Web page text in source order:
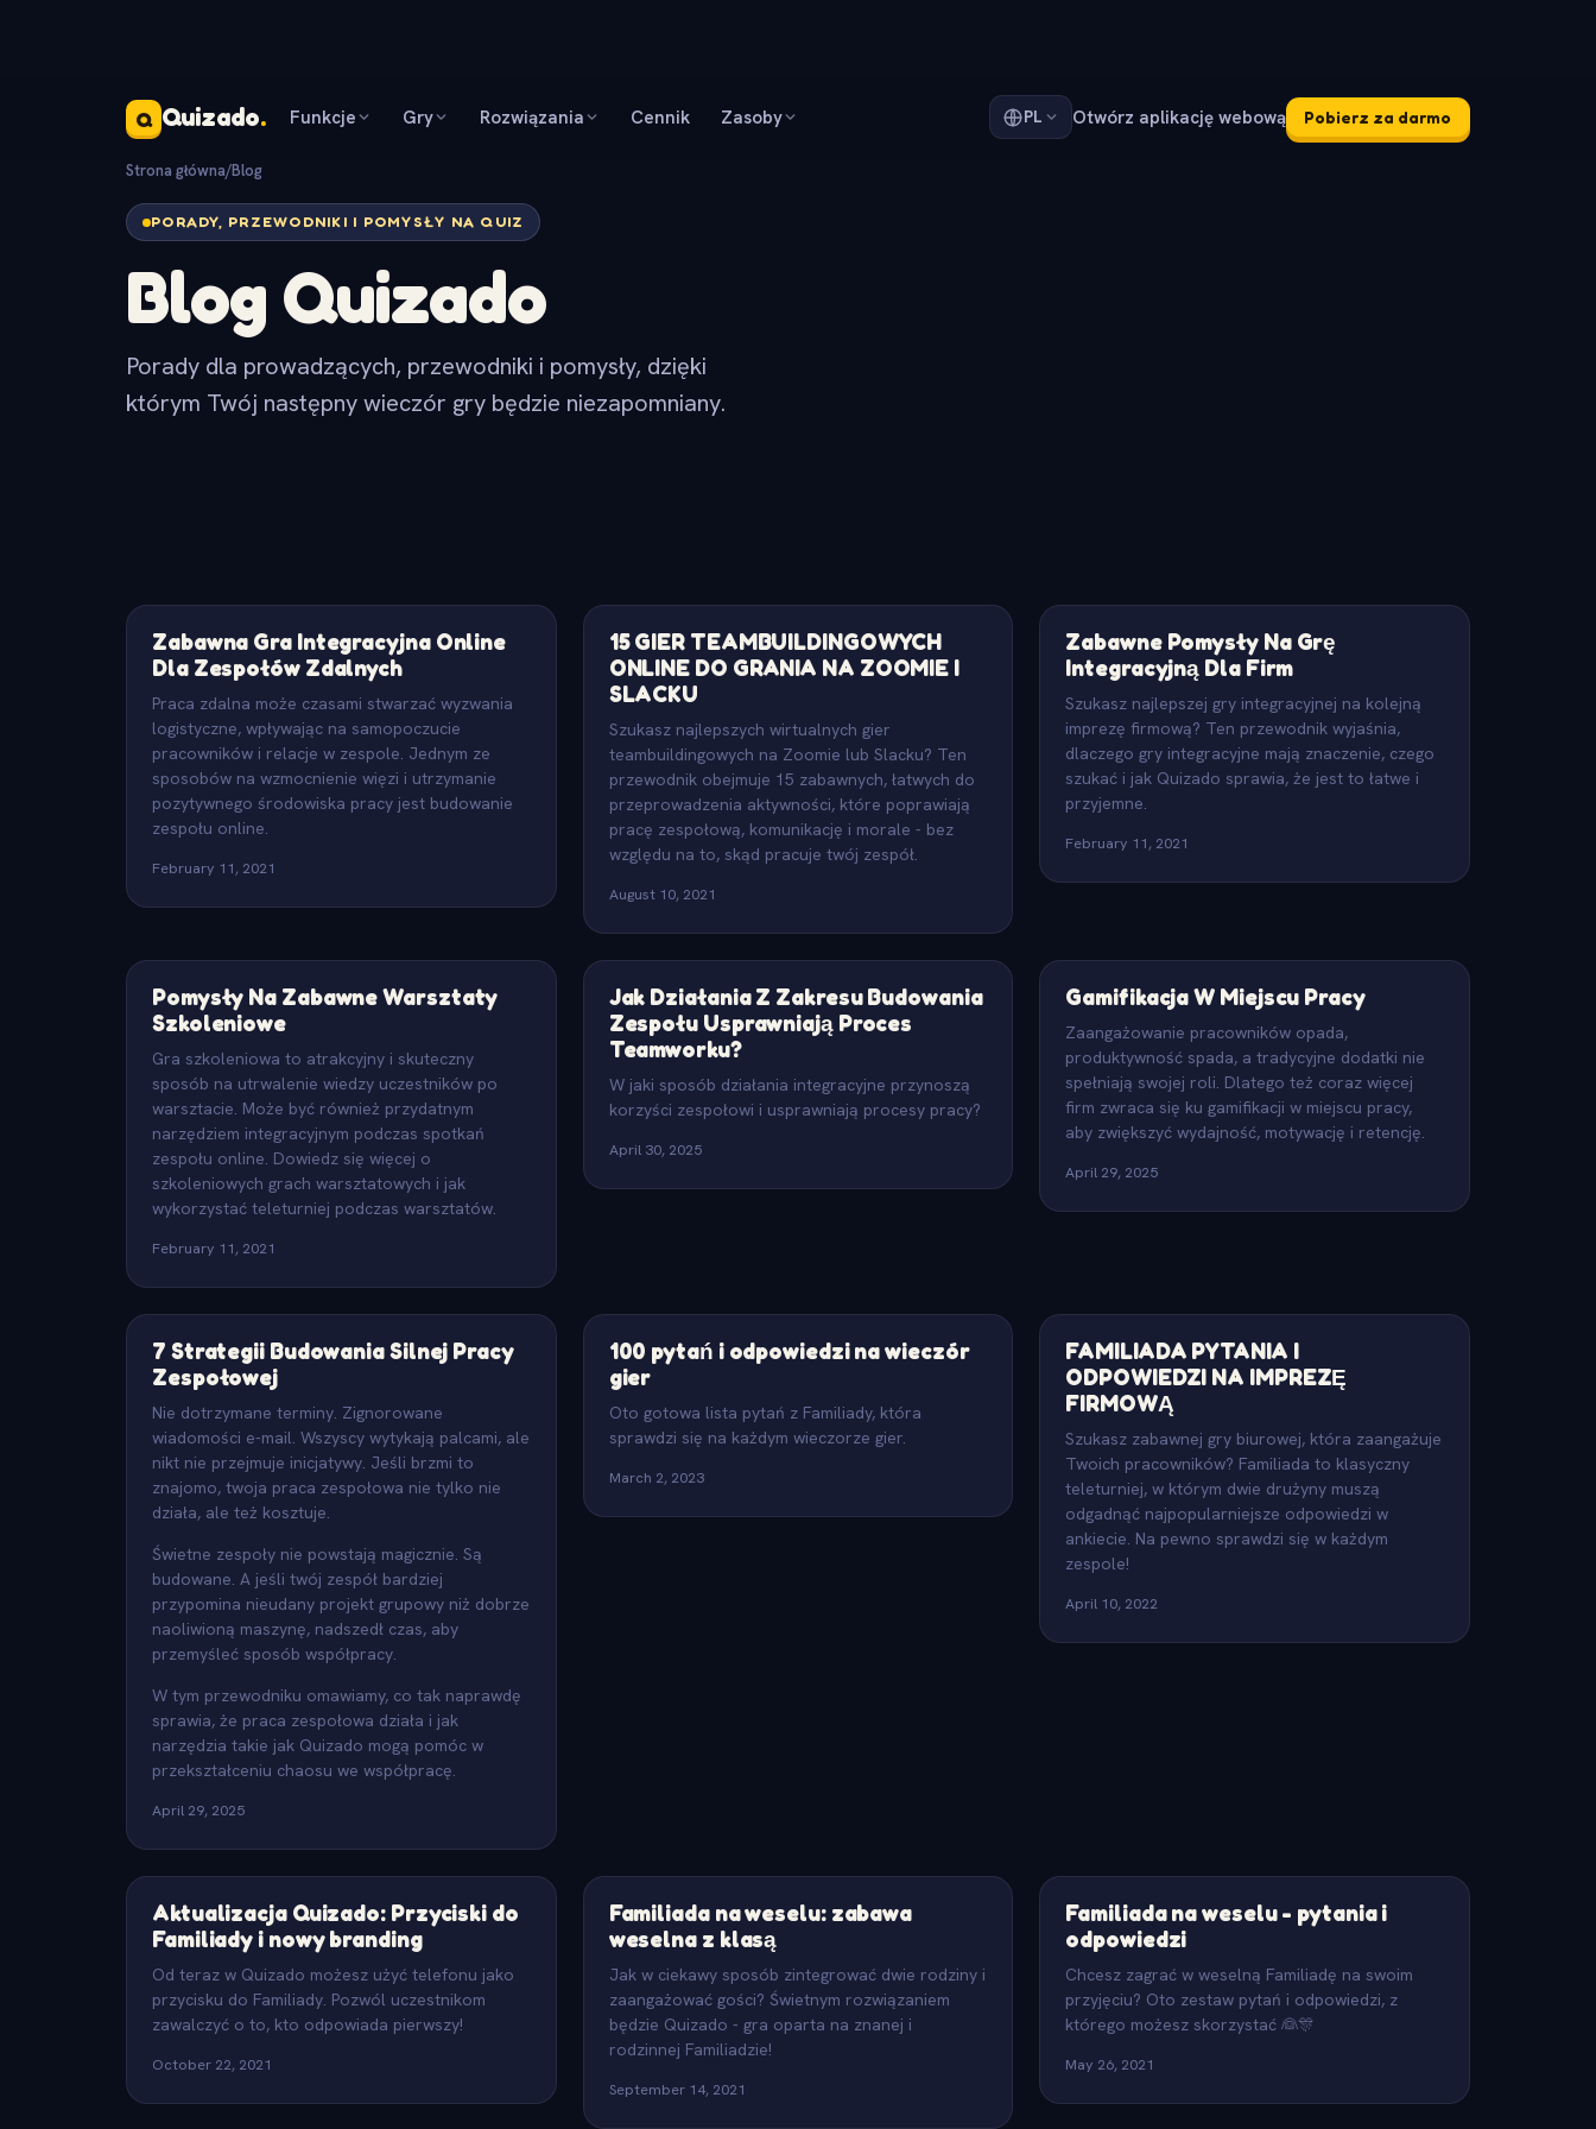
Q Quizado. Funkcje Gry Rozwiązania Cennik Zasoby PL Otwórz aplikację webową Pobierz za darmo
Strona główna/Blog
PORADY, PRZEWODNIKI I POMYSŁY NA QUIZ
Blog Quizado
Porady dla prowadzących, przewodniki i pomysły, dzięki
którym Twój następny wieczór gry będzie niezapomniany.
Zabawna Gra Integracyjna Online
Dla Zespołów Zdalnych
Praca zdalna może czasami stwarzać wyzwania
logistyczne, wpływając na samopoczucie
pracowników i relacje w zespole. Jednym ze
sposobów na wzmocnienie więzi i utrzymanie
pozytywnego środowiska pracy jest budowanie
zespołu online.
February 11, 2021
15 GIER TEAMBUILDINGOWYCH
ONLINE DO GRANIA NA ZOOMIE I
SLACKU
Szukasz najlepszych wirtualnych gier
teambuildingowych na Zoomie lub Slacku? Ten
przewodnik obejmuje 15 zabawnych, łatwych do
przeprowadzenia aktywności, które poprawiają
pracę zespołową, komunikację i morale - bez
względu na to, skąd pracuje twój zespół.
August 10, 2021
Zabawne Pomysły Na Grę
Integracyjną Dla Firm
Szukasz najlepszej gry integracyjnej na kolejną
imprezę firmową? Ten przewodnik wyjaśnia,
dlaczego gry integracyjne mają znaczenie, czego
szukać i jak Quizado sprawia, że jest to łatwe i
przyjemne.
February 11, 2021
Pomysły Na Zabawne Warsztaty
Szkoleniowe
Gra szkoleniowa to atrakcyjny i skuteczny
sposób na utrwalenie wiedzy uczestników po
warsztacie. Może być również przydatnym
narzędziem integracyjnym podczas spotkań
zespołu online. Dowiedz się więcej o
szkoleniowych grach warsztatowych i jak
wykorzystać teleturniej podczas warsztatów.
February 11, 2021
Jak Działania Z Zakresu Budowania
Zespołu Usprawniają Proces
Teamworku?
W jaki sposób działania integracyjne przynoszą
korzyści zespołowi i usprawniają procesy pracy?
April 30, 2025
Gamifikacja W Miejscu Pracy
Zaangażowanie pracowników opada,
produktywność spada, a tradycyjne dodatki nie
spełniają swojej roli. Dlatego też coraz więcej
firm zwraca się ku gamifikacji w miejscu pracy,
aby zwiększyć wydajność, motywację i retencję.
April 29, 2025
7 Strategii Budowania Silnej Pracy
Zespołowej
Nie dotrzymane terminy. Zignorowane
wiadomości e-mail. Wszyscy wytykają palcami, ale
nikt nie przejmuje inicjatywy. Jeśli brzmi to
znajomo, twoja praca zespołowa nie tylko nie
działa, ale też kosztuje.
Świetne zespoły nie powstają magicznie. Są
budowane. A jeśli twój zespół bardziej
przypomina nieudany projekt grupowy niż dobrze
naoliwioną maszynę, nadszedł czas, aby
przemyśleć sposób współpracy.
W tym przewodniku omawiamy, co tak naprawdę
sprawia, że praca zespołowa działa i jak
narzędzia takie jak Quizado mogą pomóc w
przekształceniu chaosu we współpracę.
April 29, 2025
100 pytań i odpowiedzi na wieczór
gier
Oto gotowa lista pytań z Familiady, która
sprawdzi się na każdym wieczorze gier.
March 2, 2023
FAMILIADA PYTANIA I
ODPOWIEDZI NA IMPREZĘ
FIRMOWĄ
Szukasz zabawnej gry biurowej, która zaangażuje
Twoich pracowników? Familiada to klasyczny
teleturniej, w którym dwie drużyny muszą
odgadnąć najpopularniejsze odpowiedzi w
ankiecie. Na pewno sprawdzi się w każdym
zespole!
April 10, 2022
Aktualizacja Quizado: Przyciski do
Familiady i nowy branding
Od teraz w Quizado możesz użyć telefonu jako
przycisku do Familiady. Pozwól uczestnikom
zawalczyć o to, kto odpowiada pierwszy!
October 22, 2021
Familiada na weselu: zabawa
weselna z klasą
Jak w ciekawy sposób zintegrować dwie rodziny i
zaangażować gości? Świetnym rozwiązaniem
będzie Quizado - gra oparta na znanej i
rodzinnej Familiadzie!
September 14, 2021
Familiada na weselu - pytania i
odpowiedzi
Chcesz zagrać w weselną Familiadę na swoim
przyjęciu? Oto zestaw pytań i odpowiedzi, z
którego możesz skorzystać 👰🎊
May 26, 2021